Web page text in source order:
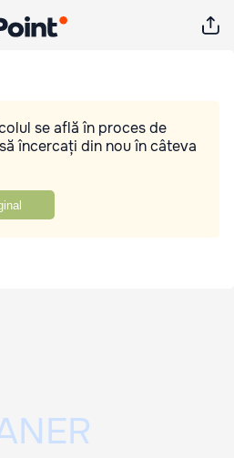
se află în proces de
încercați din nou în câteva